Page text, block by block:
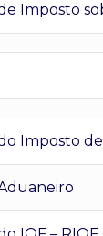
Imposto
Imposto